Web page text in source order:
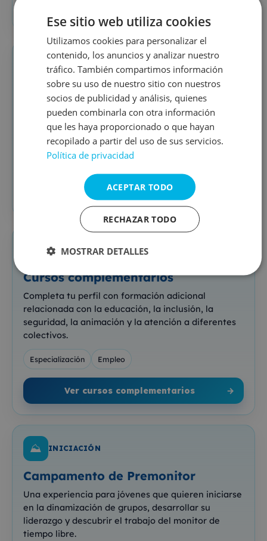
INTERVENCIÓN SOCIAL
Cursos de ocio e intervención social
Especialízate en habilidades sociales, mediación,
gestión de conflictos y otras competencias útiles
para trabajar con personas y grupos.
Mediación Habilidades sociales
Ver cursos de intervención social
ESPECIALIZACIÓN
Cursos complementarios
Completa tu perfil con formación adicional
relacionada con la educación, la inclusión, la
seguridad, la animación y la atención a diferentes
colectivos.
Especialización Empleo
Ver cursos complementarios →
⛰️ INICIACIÓN
Campamento de Premonitor
Una experiencia para jóvenes que quieren iniciarse
en la dinamización de grupos, desarrollar su
liderazgo y descubrir el trabajo del monitor de
tiempo libre.
Ese sitio web utiliza cookies
Utilizamos cookies para personalizar el
contenido, los anuncios y analizar nuestro
tráfico. También compartimos información
sobre su uso de nuestro sitio con nuestros
socios de publicidad y análisis, quienes
pueden combinarla con otra información
que les haya proporcionado o que hayan
recopilado a partir del uso de sus servicios.
Política de privacidad
ACEPTAR TODO
RECHAZAR TODO
MOSTRAR DETALLES